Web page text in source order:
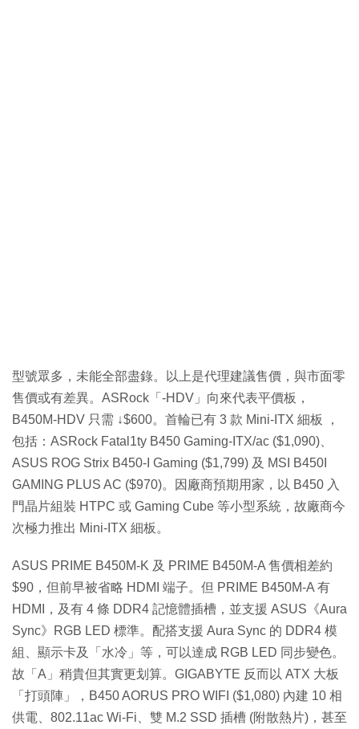
型號眾多，未能全部盡錄。以上是代理建議售價，與市面零
售價或有差異。ASRock「-HDV」向來代表平價板，
B450M-HDV 只需 ↓$600。首輪已有 3 款 Mini-ITX 細板 ，
包括：ASRock Fatal1ty B450 Gaming-ITX/ac ($1,090)、
ASUS ROG Strix B450-I Gaming ($1,799) 及 MSI B450I
GAMING PLUS AC ($970)。因廠商預期用家，以 B450 入
門晶片組裝 HTPC 或 Gaming Cube 等小型系統，故廠商今
次極力推出 Mini-ITX 細板。
ASUS PRIME B450M-K 及 PRIME B450M-A 售價相差約
$90，但前早被省略 HDMI 端子。但 PRIME B450M-A 有
HDMI，及有 4 條 DDR4 記憶體插槽，並支援 ASUS《Aura
Sync》RGB LED 標準。配搭支援 Aura Sync 的 DDR4 模
組、顯示卡及「水冷」等，可以達成 RGB LED 同步變色。
故「A」稍貴但其實更划算。GIGABYTE 反而以 ATX 大板
「打頭陣」，B450 AORUS PRO WIFI ($1,080) 內建 10 相
供電、802.11ac Wi-Fi、雙 M.2 SSD 插槽 (附散熱片)，甚至